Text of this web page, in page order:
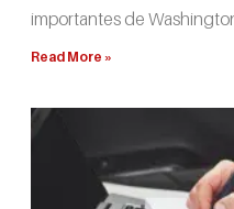
importantes de
Read More »